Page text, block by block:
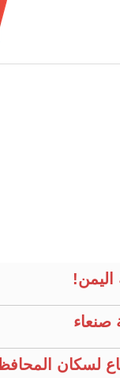
اليمن!
صنعاء
لسكان